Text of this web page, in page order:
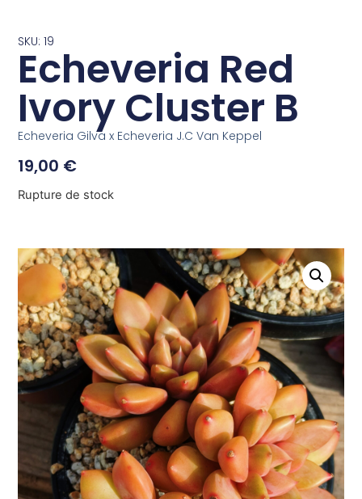
SKU: 19
Echeveria Red
Ivory Cluster B
Echeveria Gilva x Echeveria J.C Van Keppel
19,00 €
Rupture de stock